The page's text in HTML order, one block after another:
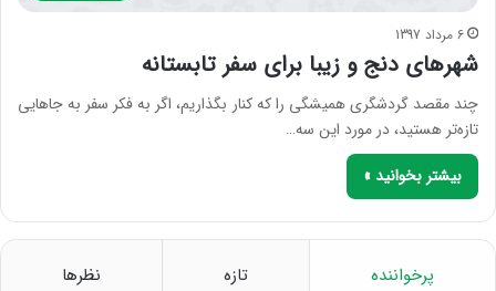
6 مرداد 1397
شهر‌های دنج و زیبا برای سفر تابستانه
چند مقصد گردشگری همیشگی را که کنار بگذاریم، اگر به فکر سفر به جاهایی
تازه‌تر هستید، در مورد این سه…
بیشتر بخوانید »
پرخواننده تازه نظرها